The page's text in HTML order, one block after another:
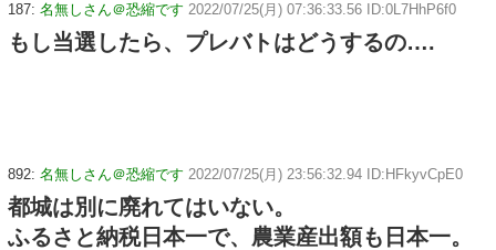
187: 名無しさん＠恐縮です 2022/07/25(月) 07:36:33.56 ID:0L7HhP6f0
もし当選したら、プレバトはどうするの….
892: 名無しさん＠恐縮です 2022/07/25(月) 23:56:32.94 ID:HFkyvCpE0
都城は別に廃れてはいない。
ふるさと納税日本一で、農業産出額も日本一。